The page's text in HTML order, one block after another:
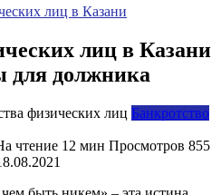
лиц в Казани
лиц в Казани
для должника
Банкротство
чтение 12 мин Просмотров 855